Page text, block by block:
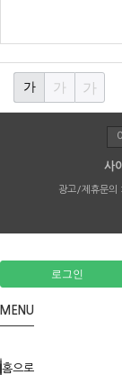
가 가 가
사
광고/제휴문의 :
로그인
MENU
홈으로